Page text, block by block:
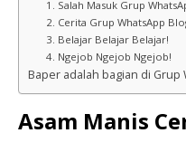
1. Salah Masuk Grup
2. Cerita Grup WhatsApp
3. Belajar Belajar Belajar!
4. Ngejob Ngejob Ngejob!
Baper adalah bagian di Grup
Asam Manis